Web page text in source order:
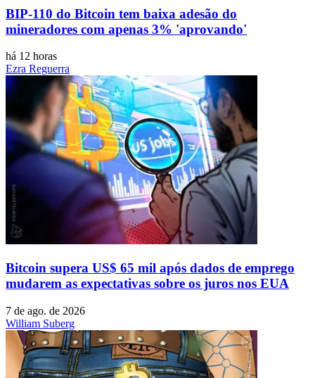
BIP-110 do Bitcoin tem baixa adesão do
mineradores com apenas 3% 'aprovando'
há 12 horas
Ezra Reguerra
Bitcoin supera US$ 65 mil após dados de emprego
mudarem as expectativas sobre os juros nos EUA
7 de ago. de 2026
William Suberg